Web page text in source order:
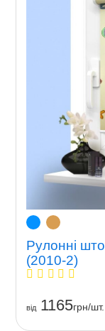
Рулонні
(2010-2)
вiд1165грн/шт.